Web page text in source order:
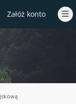
Załóż konto